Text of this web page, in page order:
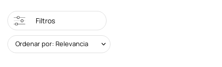
Filtros
Ordenar por: Relevancia